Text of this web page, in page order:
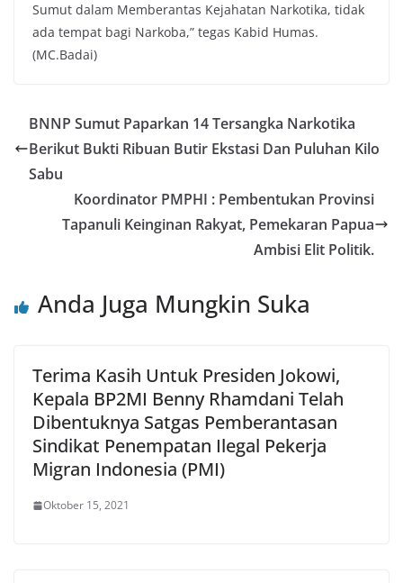
Sumut dalam Memberantas Kejahatan Narkotika, tidak
ada tempat bagi Narkoba,” tegas Kabid Humas.
(MC.Badai)
BNNP Sumut Paparkan 14 Tersangka Narkotika
Berikut Bukti Ribuan Butir Ekstasi Dan Puluhan Kilo
Sabu
Koordinator PMPHI : Pembentukan Provinsi
Tapanuli Keinginan Rakyat, Pemekaran Papua
Ambisi Elit Politik.
Anda Juga Mungkin Suka
Terima Kasih Untuk Presiden Jokowi,
Kepala BP2MI Benny Rhamdani Telah
Dibentuknya Satgas Pemberantasan
Sindikat Penempatan Ilegal Pekerja
Migran Indonesia (PMI)
Oktober 15, 2021